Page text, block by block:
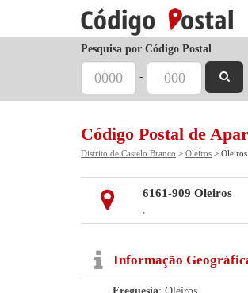
Pesquisa por Código Postal
-
Código Postal de
Distrito de Castelo Branco > Oleiros > Oleiros
6161-909 Oleiros
,
Informação